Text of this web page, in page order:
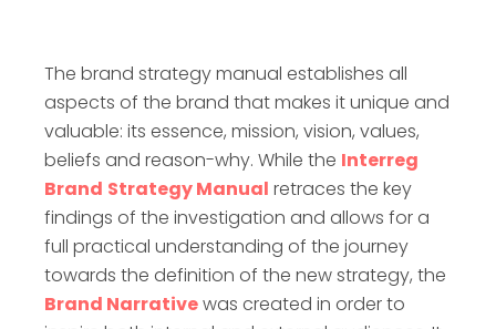
The brand strategy manual establishes all
aspects of the brand that makes it unique and
valuable: its essence, mission, vision, values,
beliefs and reason-why. While the Interreg
Brand Strategy Manual retraces the key
findings of the investigation and allows for a
full practical understanding of the journey
towards the definition of the new strategy, the
Brand Narrativewas created in order to